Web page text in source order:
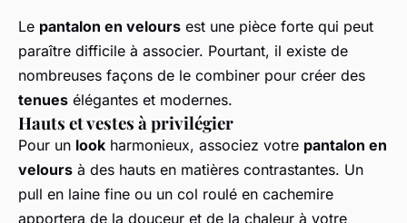
Le pantalon en velours est une pièce forte qui peut
paraître difficile à associer. Pourtant, il existe de
nombreuses façons de le combiner pour créer des
tenues élégantes et modernes.
Hauts et vestes à privilégier
Pour un look harmonieux, associez votre pantalon en
velours à des hauts en matières contrastantes. Un
pull en laine fine ou un col roulé en cachemire
apportera de la douceur et de la chaleur à votre